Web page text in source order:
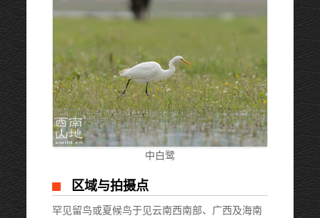
中白鹭
区域与拍摄点
罕见留鸟或夏候鸟于见云南西南部、广西及海南